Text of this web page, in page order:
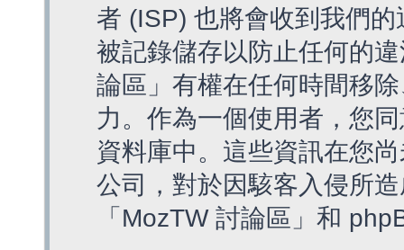
者 (ISP) 也將會收到我們
被記錄儲存以防止任何的
論區」有權在任何時間移
力。作為一個使用者，您
資料庫中。這些資訊在您
公司，對於因駭客入侵所
「MozTW 討論區」和